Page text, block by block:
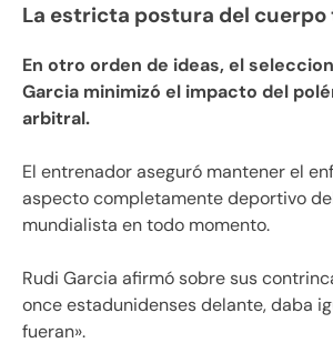
La estricta postura del
En otro orden de ideas, el
Garcia minimizó el impacto del
arbitral.
El entrenador aseguró mantener el
aspecto completamente deportivo
mundialista en todo momento.
Rudi Garcia afirmó sobre sus
once estadunidenses delante, daba
fueran».